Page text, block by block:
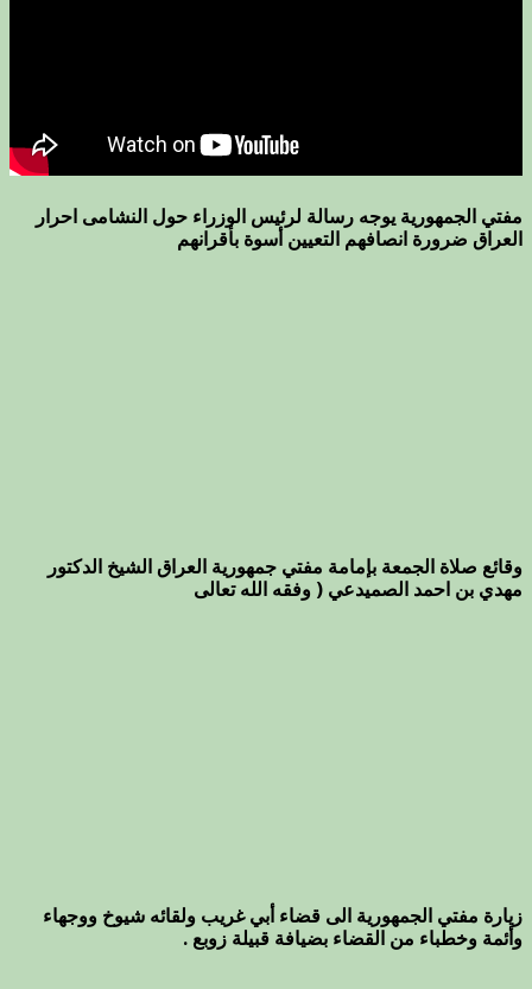
مفتي الجمهورية يوجه رسالة لرئيس الوزراء حول النشامى احرار
العراق ضرورة انصافهم التعيين أسوة بأقرانهم
وقائع صلاة الجمعة بإمامة مفتي جمهورية العراق الشيخ الدكتور
مهدي بن احمد الصميدعي ( وفقه الله تعالى
زيارة مفتي الجمهورية الى قضاء أبي غريب ولقائه شيوخ ووجهاء
وأئمة وخطباء من القضاء بضيافة قبيلة زوبع .